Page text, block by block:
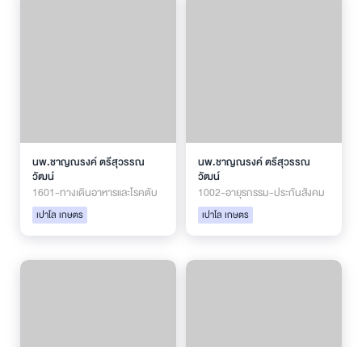
นพ.ชาญณรงค์ ตรีสุวรรณ
วัฒน์
1601-ทางเดินอาหารและโรคตับ
เปาโล เกษตร
นพ.ชาญณรงค์ ตรีสุวรรณ
วัฒน์
1002-อายุรกรรม-ประกันสังคม
เปาโล เกษตร